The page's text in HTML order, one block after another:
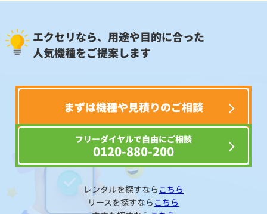
エクセリなら、用途や目的に合った
人気機種をご提案します
まずは機種や見積りのご相談
フリーダイヤルで自由にご相談
0120-880-200
レンタルを探すなら こちら
リースを探すなら こちら